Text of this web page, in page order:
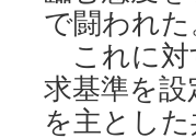
で闘われた
これに対
求基準を
を主とし